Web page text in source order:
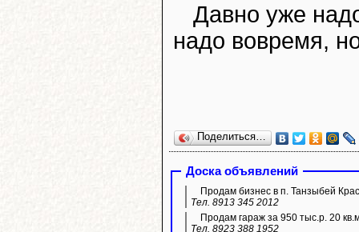
Давно уже
надо вовремя,
Поделиться…
Доска объявлений
Продам бизнес в п. Танзыбей
Тел. 8913 345 2012
Продам гараж за 950 тыс.р. 20
Тел. 8923 388 1952